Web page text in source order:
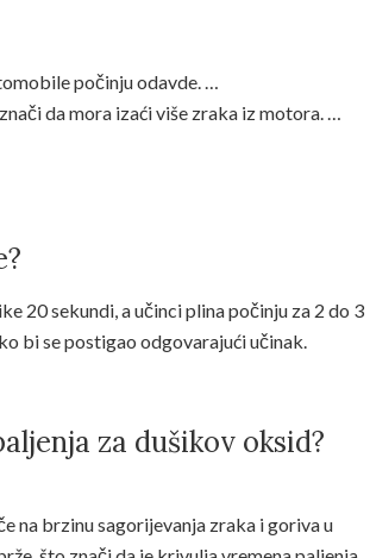
počinju odavde. …
da mora izaći više zraka iz motora. …
20 sekundi, a učinci plina počinju za 2 do 3
bi se postigao odgovarajući učinak.
za dušikov oksid?
na brzinu sagorijevanja zraka i goriva u